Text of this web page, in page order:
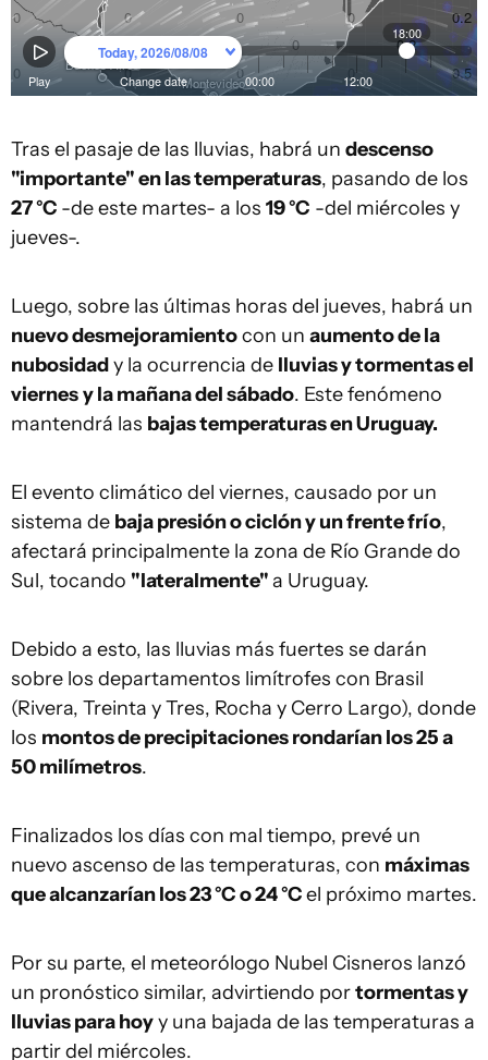
Tras el pasaje de las lluvias, habrá un descenso
"importante" en las temperaturas, pasando de los
27 °C -de este martes- a los 19 °C -del miércoles y
jueves-.
Luego, sobre las últimas horas del jueves, habrá un
nuevo desmejoramientocon un aumento de la
nubosidady la ocurrencia de lluvias y tormentas el
viernesy la mañana del sábado. Este fenómeno
mantendrá las bajas temperaturas en Uruguay.
El evento climático del viernes, causado por un
sistema de baja presión o ciclón y un frente frío,
afectará principalmente la zona de Río Grande do
Sul, tocando "lateralmente"a Uruguay.
Debido a esto, las lluvias más fuertes se darán
sobre los departamentos limítrofes con Brasil
(Rivera, Treinta y Tres, Rocha y Cerro Largo), donde
los montos de precipitaciones rondarían los 25 a
50 milímetros.
Finalizados los días con mal tiempo, prevé un
nuevo ascenso de las temperaturas, con máximas
que alcanzarían los 23 °C o 24 °Cel próximo martes.
Por su parte, el meteorólogo Nubel Cisneros lanzó
un pronóstico similar, advirtiendo portormentas y
lluvias para hoyy una bajada de las temperaturas a
partir del miércoles.